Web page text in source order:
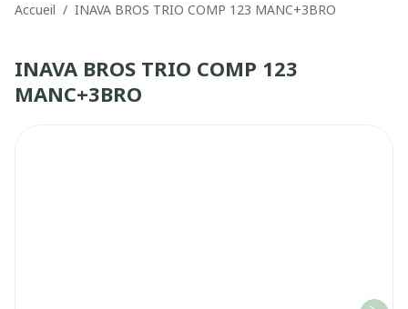
Accueil / INAVA BROS TRIO COMP 123 MANC+3BRO
INAVA BROS TRIO COMP 123
MANC+3BRO